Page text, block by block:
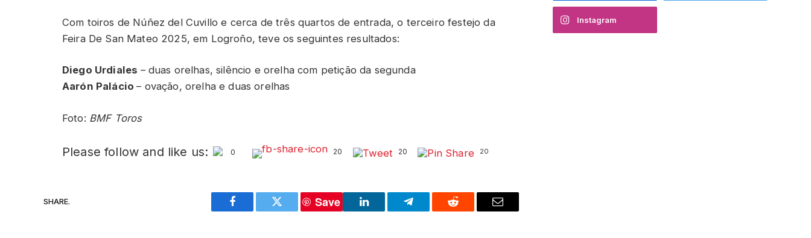
Com toiros de Núñez del Cuvillo e cerca de três quartos de entrada, o terceiro festejo da
Feira De San Mateo 2025, em Logroño, teve os seguintes resultados:
Diego Urdiales – duas orelhas, silêncio e orelha com petição da segunda
Aarón Palácio– ovação, orelha e duas orelhas
Foto: BMF Toros
Please follow and like us: 0 20 20 20
SHARE.
Facebook Twitter
Save
LinkedIn Telegram Reddit Email
Instagram